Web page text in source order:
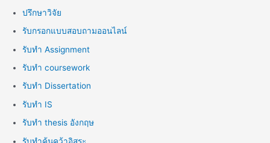
ปรึกษาวิจัย
รับกรอกแบบสอบถามออนไลน์
รับทำ Assignment
รับทำ coursework
รับทำ Dissertation
รับทำ IS
รับทำ thesis อังกฤษ
รับทำค้นคว้าอิสระ